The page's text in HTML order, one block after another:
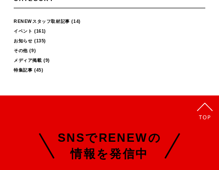
RENEWスタッフ取材記事 (14)
イベント (161)
お知らせ (135)
その他(9)
メディア掲載 (9)
特集記事 (45)
SNSでRENEWの
情報を発信中